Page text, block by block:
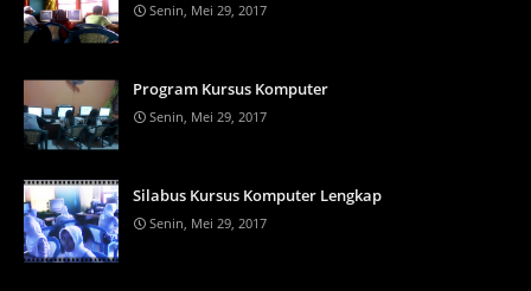
Senin, Mei 29, 2017
Program Kursus Komputer
Senin, Mei 29, 2017
Silabus Kursus Komputer Lengkap
Senin, Mei 29, 2017